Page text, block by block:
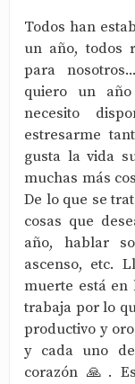
Todos han
un año, todos
para
quiero un
necesito
estresarme
gusta la vida
muchas más
De lo que se
cosas que
año, hablar
ascenso, etc.
muerte está en
trabaja por lo
productivo y
y cada uno
corazón 🙏.